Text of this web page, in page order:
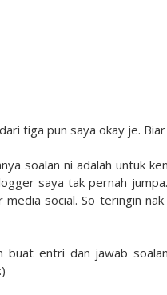
tiga pun saya okay je.
soalan ni adalah untuk
saya tak pernah
social. So teringin
buat entri dan jawab